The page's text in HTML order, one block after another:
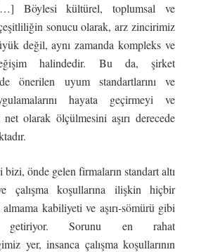
Böylesi kültürel, toplumsal ve
sonucu olarak, arz zincirimiz
değil, aynı zamanda kompleks ve
halindedir. Bu da, şirket
önerilen uyum standartlarını ve
hayata geçirmeyi ve
olarak ölçülmesini aşırı derecede
önde gelen firmaların standart altı
çalışma koşullarına ilişkin hiçbir
kabiliyeti ve aşırı-sömürü gibi
getiriyor. Sorunu en rahat
yer, insanca çalışma koşullarının